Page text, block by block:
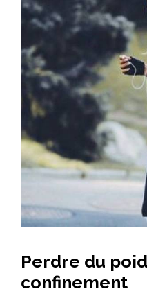
Perdre du
confinement